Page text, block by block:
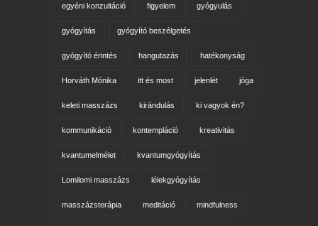
egyéni konzultáció figyelem gyógyulás
gyógyítás gyógyító beszélgetés
gyógyító érintés hangutazás hatékonyság
Horváth Mónika itt és most jelenlét jóga
keleti masszázs kirándulás ki vagyok én?
kommunikáció kontempláció kreativitás
kvantumelmélet kvantumgyógyítás
Lomilomi masszázs lélekgyógyítás
masszázsterápia meditáció mindfulness